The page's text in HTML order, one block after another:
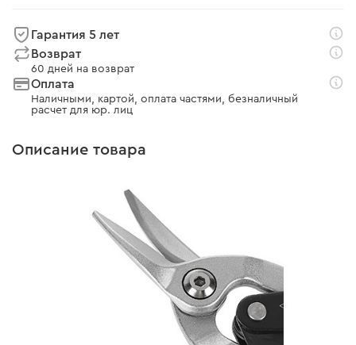
Гарантия 5 лет
Возврат
60 дней на возврат
Оплата
Наличными, картой, оплата частями, безналичный
расчет для юр. лиц
Описание товара